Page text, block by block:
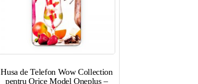
Husa de Telefon Wow Collection
pentru Orice Model Oneplus –